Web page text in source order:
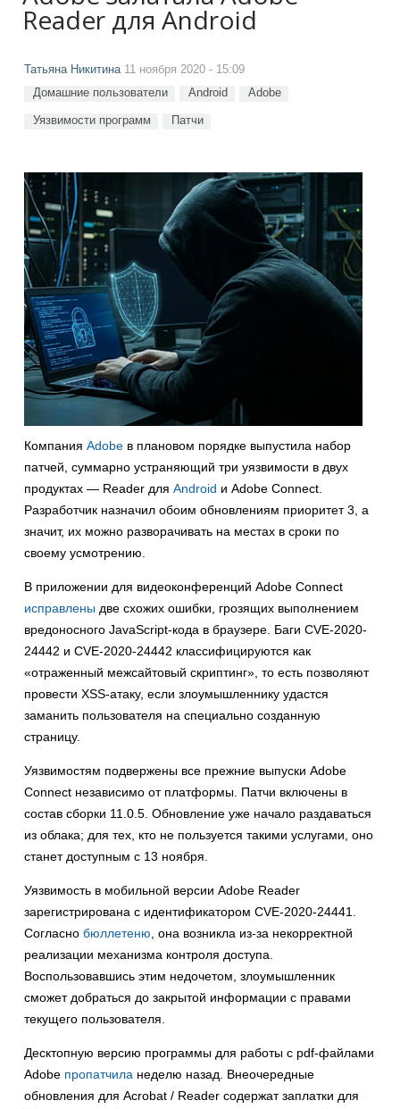
Reader для Android
Татьяна Никитина11 ноября 2020 - 15:09
Домашние пользователи Android Adobe
Уязвимости программ Патчи
Компания Adobe в плановом порядке выпустила набор
патчей, суммарно устраняющий три уязвимости в двух
продуктах — Reader для Android и Adobe Connect.
Разработчик назначил обоим обновлениям приоритет 3, а
значит, их можно разворачивать на местах в сроки по
своему усмотрению.
В приложении для видеоконференций Adobe Connect
исправлены две схожих ошибки, грозящих выполнением
вредоносного JavaScript-кода в браузере. Баги CVE-2020-
24442 и CVE-2020-24442 классифицируются как
«отраженный межсайтовый скриптинг», то есть позволяют
провести XSS-атаку, если злоумышленнику удастся
заманить пользователя на специально созданную
страницу.
Уязвимостям подвержены все прежние выпуски Adobe
Connect независимо от платформы. Патчи включены в
состав сборки 11.0.5. Обновление уже начало раздаваться
из облака; для тех, кто не пользуется такими услугами, оно
станет доступным с 13 ноября.
Уязвимость в мобильной версии Adobe Reader
зарегистрирована с идентификатором CVE-2020-24441.
Согласно бюллетеню, она возникла из-за некорректной
реализации механизма контроля доступа.
Воспользовавшись этим недочетом, злоумышленник
сможет добраться до закрытой информации с правами
текущего пользователя.
Десктопную версию программы для работы с pdf-файлами
Adobe пропатчила неделю назад. Внеочередные
обновления для Acrobat / Reader содержат заплатки для